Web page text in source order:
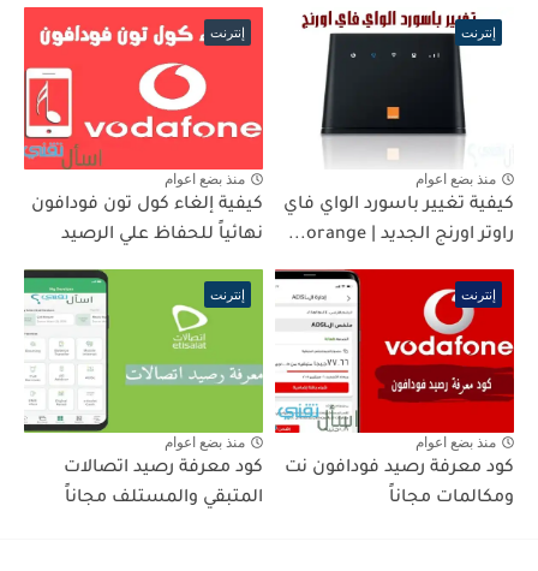
إنترنت
منذ بضع اعوام
كيفية تغيير باسورد الواي فاي
راوتر اورنج الجديد | orange...
إنترنت
منذ بضع اعوام
كيفية إلغاء كول تون فودافون
نهائياً للحفاظ علي الرصيد
إنترنت
منذ بضع اعوام
كود معرفة رصيد فودافون نت
ومكالمات مجاناً
إنترنت
منذ بضع اعوام
كود معرفة رصيد اتصالات
المتبقي والمستلف مجاناً